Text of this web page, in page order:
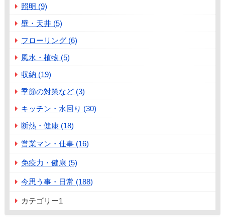
照明 (9)
壁・天井 (5)
フローリング (6)
風水・植物 (5)
収納 (19)
季節の対策など (3)
キッチン・水回り (30)
断熱・健康 (18)
営業マン・仕事 (16)
免疫力・健康 (5)
今思う事・日常 (188)
カテゴリー1